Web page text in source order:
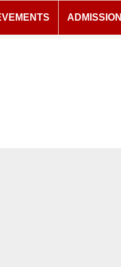
ADMISSION